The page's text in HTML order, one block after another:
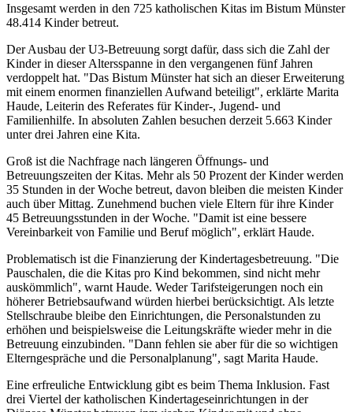
Insgesamt werden in den 725 katholischen Kitas im Bistum Münster
48.414 Kinder betreut.
Der Ausbau der U3-Betreuung sorgt dafür, dass sich die Zahl der
Kinder in dieser Altersspanne in den vergangenen fünf Jahren
verdoppelt hat. "Das Bistum Münster hat sich an dieser Erweiterung
mit einem enormen finanziellen Aufwand beteiligt", erklärte Marita
Haude, Leiterin des Referates für Kinder-, Jugend- und
Familienhilfe. In absoluten Zahlen besuchen derzeit 5.663 Kinder
unter drei Jahren eine Kita.
Groß ist die Nachfrage nach längeren Öffnungs- und
Betreuungszeiten der Kitas. Mehr als 50 Prozent der Kinder werden
35 Stunden in der Woche betreut, davon bleiben die meisten Kinder
auch über Mittag. Zunehmend buchen viele Eltern für ihre Kinder
45 Betreuungsstunden in der Woche. "Damit ist eine bessere
Vereinbarkeit von Familie und Beruf möglich", erklärt Haude.
Problematisch ist die Finanzierung der Kindertagesbetreuung. "Die
Pauschalen, die die Kitas pro Kind bekommen, sind nicht mehr
auskömmlich", warnt Haude. Weder Tarifsteigerungen noch ein
höherer Betriebsaufwand würden hierbei berücksichtigt. Als letzte
Stellschraube bleibe den Einrichtungen, die Personalstunden zu
erhöhen und beispielsweise die Leitungskräfte wieder mehr in die
Betreuung einzubinden. "Dann fehlen sie aber für die so wichtigen
Elterngespräche und die Personalplanung", sagt Marita Haude.
Eine erfreuliche Entwicklung gibt es beim Thema Inklusion. Fast
drei Viertel der katholischen Kindertageseinrichtungen in der